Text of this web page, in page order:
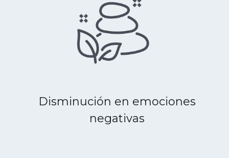
Disminución en emociones
negativas